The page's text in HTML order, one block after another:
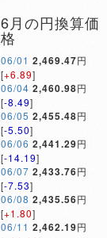
6月の円換算価
格
06/01 2,469.47円
[+6.89]
06/04 2,460.98円
[-8.49]
06/05 2,455.48円
[-5.50]
06/06 2,441.29円
[-14.19]
06/07 2,433.76円
[-7.53]
06/08 2,435.56円
[+1.80]
06/11 2,462.19円